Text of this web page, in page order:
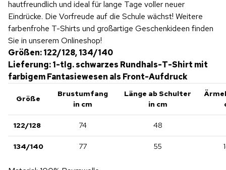
hautfreundlich und ideal für lange Tage voller neuer
Eindrücke. Die Vorfreude auf die Schule wächst! Weitere
farbenfrohe T-Shirts und großartige Geschenkideen finden
Sie in unserem Onlineshop!
Größen: 122/128, 134/140
Lieferung: 1-tlg. schwarzes Rundhals-T-Shirt mit
farbigem Fantasiewesen als Front-Aufdruck
Größe
Brustumfang
in cm
Länge ab Schulter
in cm
122/128 74 48
134/140 77 55